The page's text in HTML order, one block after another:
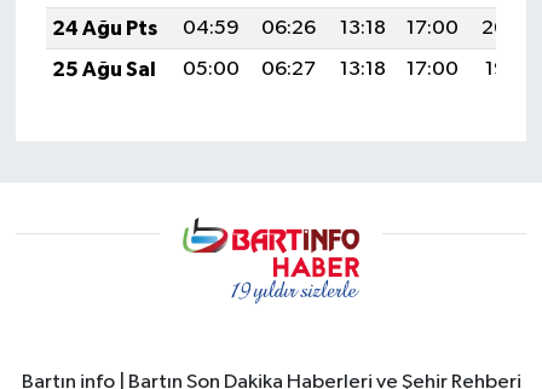
24 Ağu Pts
04:59 06:26 13:18 17:00
20:00
25 Ağu Sal
05:00 06:27 13:18 17:00 19:58
Bartın info | Bartın Son Dakika Haberleri ve Şehir Rehberi